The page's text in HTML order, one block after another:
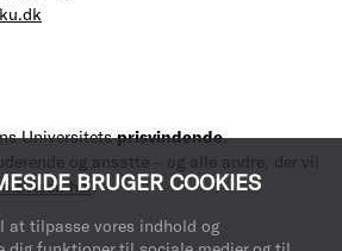
BRUGER COOKIES
at tilpasse vores indhold og
Universitetsprisvindende,
og ansatte – og alle andre, der vil
avisen her.